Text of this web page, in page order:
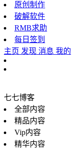
原创制作
破解软件
RMB求助
每日签到
主页 发现 消息 我的
七七博客
全部内容
精品内容
Vip内容
精华内容